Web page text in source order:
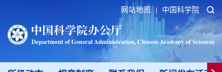
网站地图 中国科学院